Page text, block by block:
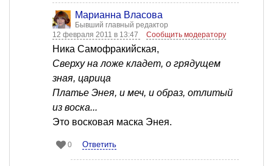
Марианна Власова
Бывший главный редактор
12 февраля 2011 в 13:47
Сообщить модератору
Ника Самофракийская,
Сверху на ложе кладет, о грядущем
зная, царица
Платье Энея, и меч, и образ, отлитый
из воска...
Это восковая маска Энея.
0 Ответить